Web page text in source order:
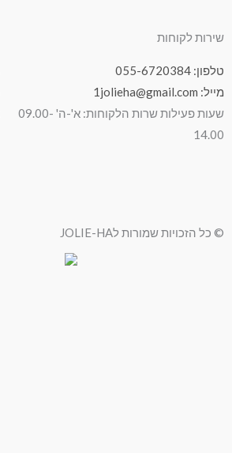
שירות לקוחות
טלפון: 055-6720384
מייל: 1jolieha@gmail.com
שעות פעילות שרות הלקוחות: א'-ה' 09.00-
14.00
© כל הזכויות שמורות לJOLIE-HA